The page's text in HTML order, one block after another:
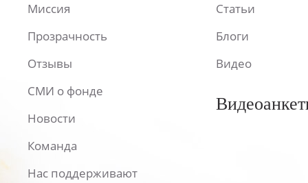
Миссия
Прозрачность
Отзывы
СМИ о фонде
Новости
Команда
Нас поддерживают
Статьи
Блоги
Видео